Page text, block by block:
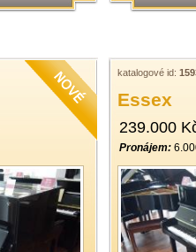
katalogové id:
Essex
239.000
Pronájem: